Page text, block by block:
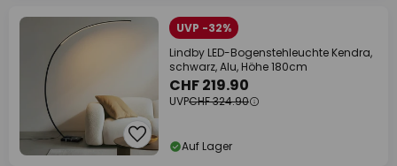
UVP -32%
Lindby LED-Bogenstehleuchte Kendra,
schwarz, Alu, Höhe 180cm
CHF 219.90
UVPCHF 324.90
Auf Lager